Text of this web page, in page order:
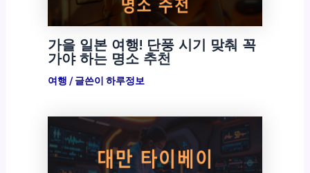
가을 일본 여행! 단풍 시기 맞춰 꼭
가야 하는 명소 추천
여행 / 글쓴이 하루정보